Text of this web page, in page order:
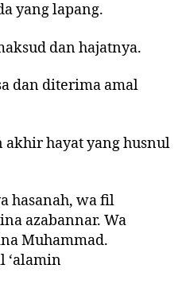
yang lapang.
dan hajatnya.
dan diterima amal
akhir hayat yang husnul
hasanah, wa fil
azabannar. Wa
Muhammad.
‘alamin